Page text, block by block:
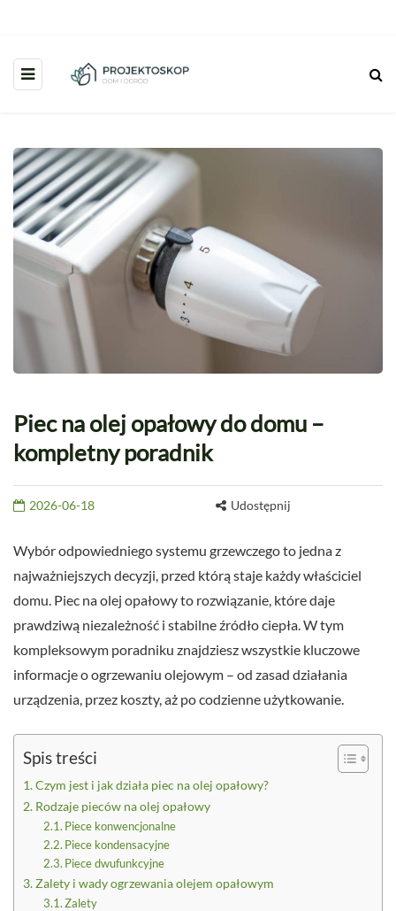
Piec na olej opałowy do domu –
kompletny poradnik
2026-06-18 Udostępnij
Wybór odpowiedniego systemu grzewczego to jedna z
najważniejszych decyzji, przed którą staje każdy właściciel
domu. Piec na olej opałowy to rozwiązanie, które daje
prawdziwą niezależność i stabilne źródło ciepła. W tym
kompleksowym poradniku znajdziesz wszystkie kluczowe
informacje o ogrzewaniu olejowym – od zasad działania
urządzenia, przez koszty, aż po codzienne użytkowanie.
Spis treści
Czym jest i jak działa piec na olej opałowy?
Rodzaje pieców na olej opałowy
Piece konwencjonalne
Piece kondensacyjne
Piece dwufunkcyjne
Zalety i wady ogrzewania olejem opałowym
Zalety